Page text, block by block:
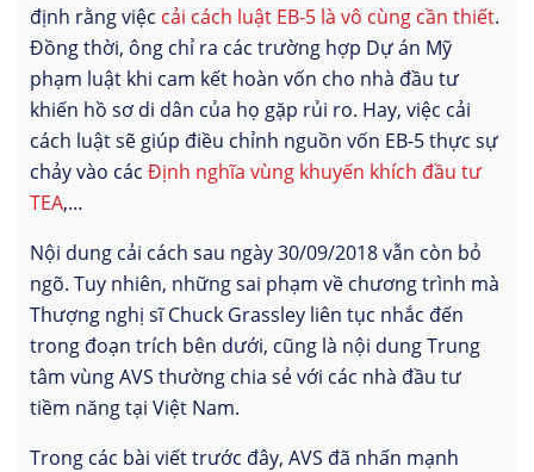
định rằng việc cải cách luật EB-5 là vô cùng cần thiết.
Đồng thời, ông chỉ ra các trường hợp Dự án Mỹ
phạm luật khi cam kết hoàn vốn cho nhà đầu tư
khiến hồ sơ di dân của họ gặp rủi ro. Hay, việc cải
cách luật sẽ giúp điều chỉnh nguồn vốn EB-5 thực sự
chảy vào các Định nghĩa vùng khuyến khích đầu tư
TEA,…
Nội dung cải cách sau ngày 30/09/2018 vẫn còn bỏ
ngõ. Tuy nhiên, những sai phạm về chương trình mà
Thượng nghị sĩ Chuck Grassley liên tục nhắc đến
trong đoạn trích bên dưới, cũng là nội dung Trung
tâm vùng AVS thường chia sẻ với các nhà đầu tư
tiềm năng tại Việt Nam.
Trong các bài viết trước đây, AVS đã nhấn mạnh